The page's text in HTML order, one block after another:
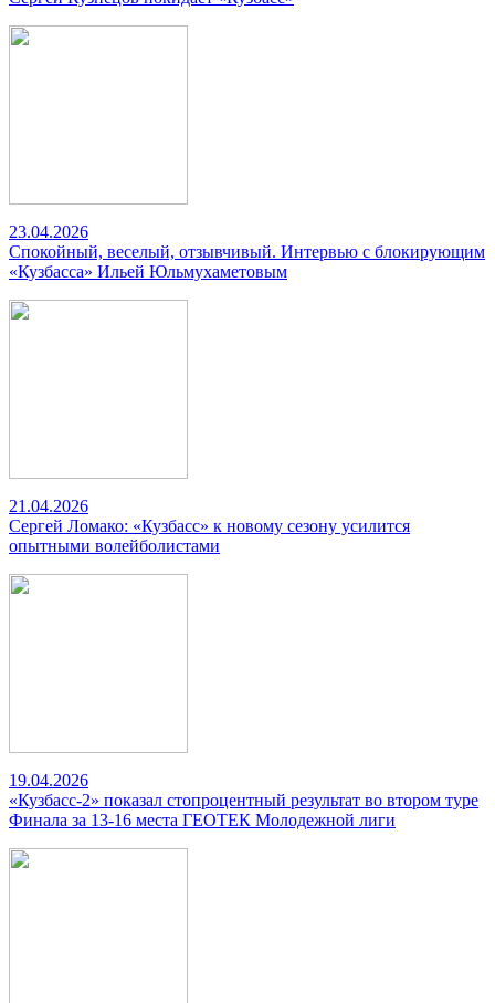
23.04.2026
Спокойный, веселый, отзывчивый. Интервью с блокирующим
«Кузбасса» Ильей Юльмухаметовым
21.04.2026
Сергей Ломако: «Кузбасс» к новому сезону усилится
опытными волейболистами
19.04.2026
«Кузбасс-2» показал стопроцентный результат во втором туре
Финала за 13-16 места ГЕОТЕК Молодежной лиги